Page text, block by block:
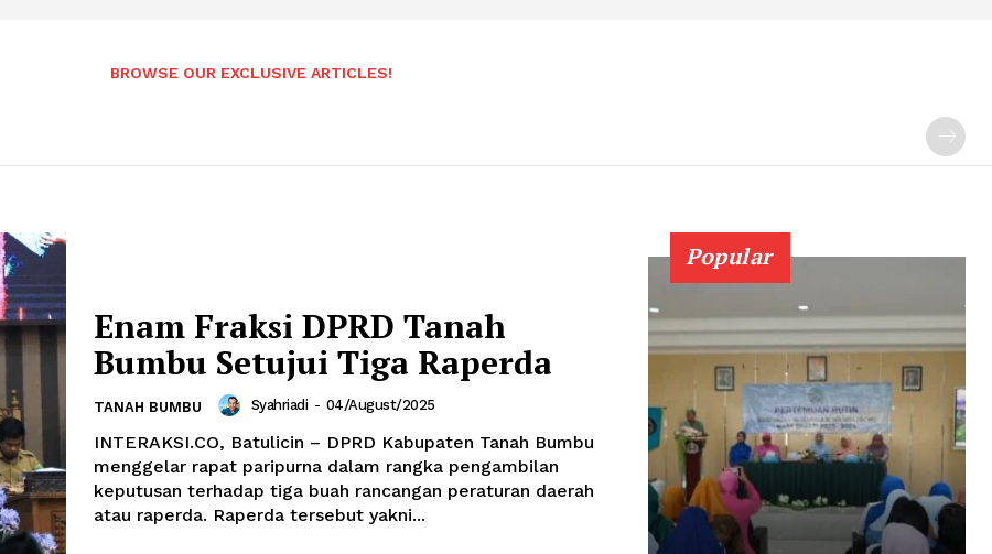
BROWSE OUR EXCLUSIVE ARTICLES!
Enam Fraksi DPRD Tanah
Bumbu Setujui Tiga Raperda
TANAH BUMBU Syahriadi - 04/August/2025
INTERAKSI.CO, Batulicin – DPRD Kabupaten Tanah Bumbu
menggelar rapat paripurna dalam rangka pengambilan
keputusan terhadap tiga buah rancangan peraturan daerah
atau raperda. Raperda tersebut yakni...
Popular